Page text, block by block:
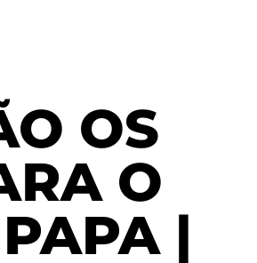
OS
O
|